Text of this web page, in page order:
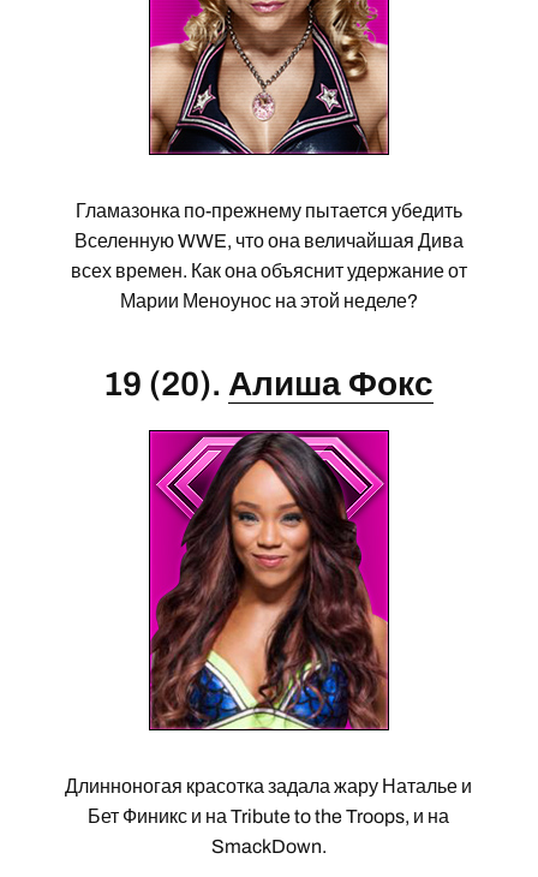
Гламазонка по-прежнему пытается убедить
Вселенную WWE, что она величайшая Дива
всех времен. Как она объяснит удержание от
Марии Меноунос на этой неделе?
19 (20). Алиша Фокс
Длинноногая красотка задала жару Наталье и
Бет Финикс и на Tribute to the Troops, и на
SmackDown.